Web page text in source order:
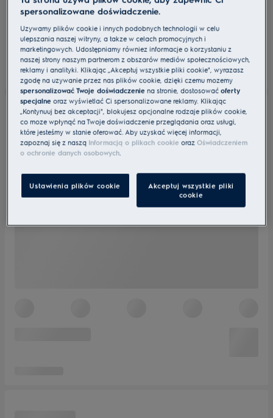
spersonalizowane doświadczenie.
Używamy plików cookie i innych podobnych technologii w celu
ulepszania naszej witryny, a także w celach promocyjnych i
marketingowych. Udostępniamy również informacje o korzystaniu z
naszej strony naszym partnerom z obszarów mediów społecznościowych,
reklamy i analityki. Klikając „Akceptuj wszystkie pliki cookie", wyrażasz
zgodę na używanie przez nas plików cookie, dzięki czemu możemy
spersonalizować Twoje doświadczenie na stronie, dostosowaćoferty
specjalne oraz wyświetlać Ci spersonalizowane reklamy. Klikając
„Kontynuuj bez akceptacji", blokujesz opcjonalne rodzaje plików cookie,
co może wpłynąć na Twoje doświadczenie przeglądania oraz usługi,
które jesteśmy w stanie oferować. Aby uzyskać więcej informacji,
zapoznaj się z naszą Informacją o plikach cookie orazOświadczeniem
o ochronie danych osobowych.
Ustawienia plików cookie
Akceptuj wszystkie pliki
cookie